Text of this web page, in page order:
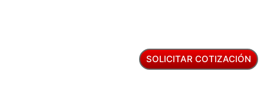
SOLICITAR COTIZACIÓN